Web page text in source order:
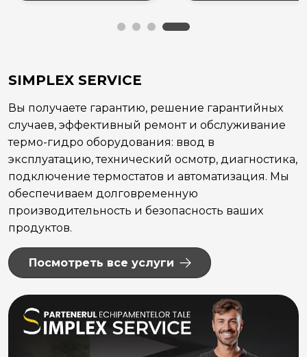
SIMPLEX SERVICE
Вы получаете гарантию, решение гарантийных
случаев, эффективный ремонт и обслуживание
термо-гидро оборудования: ввод в
эксплуатацию, технический осмотр, диагностика,
подключение термостатов и автоматизация. Мы
обеспечиваем долговременную
производительность и безопасность ваших
продуктов.
Посмотреть все услуги